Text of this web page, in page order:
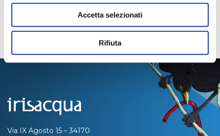
Accetta selezionati
Rifiuta
Via IX Agosto 15 – 34170